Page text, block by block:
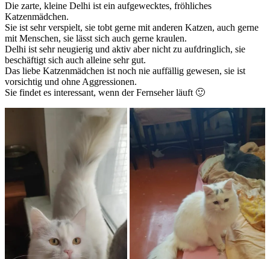
Die zarte, kleine Delhi ist ein aufgewecktes, fröhliches
Katzenmädchen.
Sie ist sehr verspielt, sie tobt gerne mit anderen Katzen, auch gerne
mit Menschen, sie lässt sich auch gerne kraulen.
Delhi ist sehr neugierig und aktiv aber nicht zu aufdringlich, sie
beschäftigt sich auch alleine sehr gut.
Das liebe Katzenmädchen ist noch nie auffällig gewesen, sie ist
vorsichtig und ohne Aggressionen.
Sie findet es interessant, wenn der Fernseher läuft 🙂